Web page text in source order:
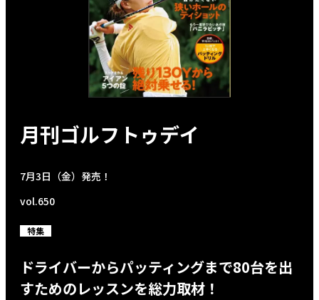
月刊ゴルフトゥデイ
7月3日（金）発売！
vol.650
特集
ドライバーからパッティングまで80台を出
すためのレッスンを総力取材！